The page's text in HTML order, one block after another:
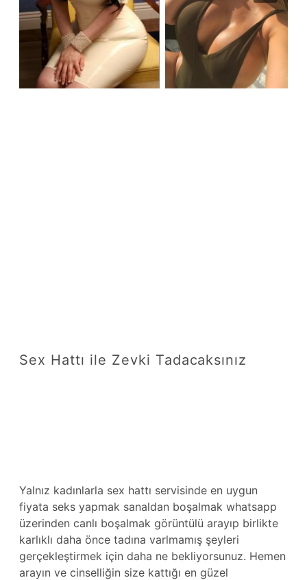
Sex Hattı ile Zevki Tadacaksınız
Yalnız kadınlarla sex hattı servisinde en uygun
fiyata seks yapmak sanaldan boşalmak whatsapp
üzerinden canlı boşalmak görüntülü arayıp birlikte
karlıklı daha önce tadına varlmamış şeyleri
gerçekleştirmek için daha ne bekliyorsunuz. Hemen
arayın ve cinselliğin size kattığı en güzel